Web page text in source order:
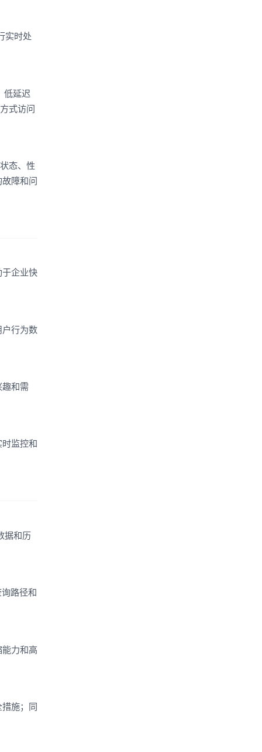
实时处
低延迟
式访问
态、性
障和问
企业快
行为数
趣和需
监控和
据和历
路径和
力和高
施；同